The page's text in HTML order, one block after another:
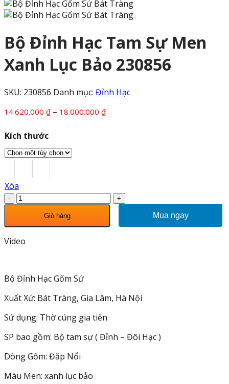
Bộ Đỉnh Hạc Tam Sự Men
Xanh Lục Bảo 230856
SKU: 230856 Danh mục: Đỉnh Hạc
14.620.000 ₫ – 18.000.000 ₫Khoảng
Kích thước
Xóa
Bộ
Đỉnh
Tam
Sự
Lục
230856
lượng
Giỏ hàng Mua ngay
Video
Bộ Đỉnh Hạc Gốm Sứ
Xuất Xứ: Bát Tràng, Gia Lâm, Hà Nội
Sử dụng: Thờ cúng gia tiên
SP bao gồm: Bộ tam sự ( Đỉnh – Đôi Hạc )
Dòng Gốm: Đắp Nổi
Màu Men: xanh lục bảo